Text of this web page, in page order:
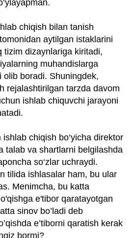
chiqish bilan tanish
aytilgan istaklarini
tizim dizaynlariga kiritadi,
muhandislarga
olib boradi. Shuningdek,
rejalashtirilgan tarzda davom
ishlab chiquvchi jarayoni
ishlab chiqish bo‘yicha direktor
talab va shartlarni belgilashda
so‘zlar uchraydi.
tilida ishlasalar ham, bu ular
Menimcha, bu katta
e'tibor qaratayotgan
sinov bo’ladi deb
e’tiborni qaratish kerak
bormi?